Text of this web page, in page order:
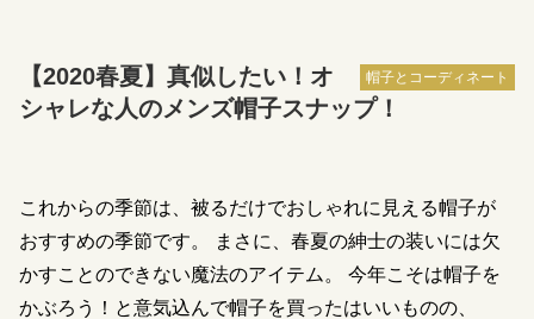
帽子とコーディネート
【2020春夏】真似したい！オ
シャレな人のメンズ帽子スナップ！
これからの季節は、被るだけでおしゃれに見える帽子が
おすすめの季節です。 まさに、春夏の紳士の装いには欠
かすことのできない魔法のアイテム。 今年こそは帽子を
かぶろう！と意気込んで帽子を買ったはいいものの、